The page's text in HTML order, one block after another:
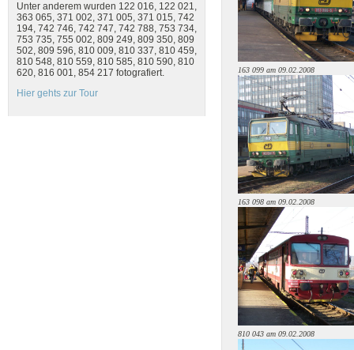
Unter anderem wurden 122 016, 122 021,
363 065, 371 002, 371 005, 371 015, 742
194, 742 746, 742 747, 742 788, 753 734,
753 735, 755 002, 809 249, 809 350, 809
502, 809 596, 810 009, 810 337, 810 459,
810 548, 810 559, 810 585, 810 590, 810
620, 816 001, 854 217 fotografiert.
Hier gehts zur Tour
163 099 am 09.02.2008
163 098 am 09.02.2008
810 043 am 09.02.2008